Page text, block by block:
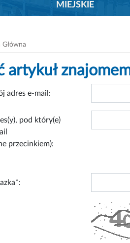
MIEJSKIE
artykuł
adres e-mail:
pod który(e)
przecinkiem):